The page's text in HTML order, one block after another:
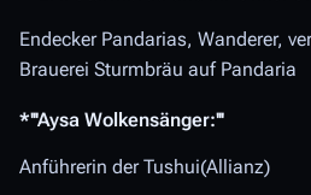
Endecker Pandarias, Wanderer,
Brauerei Sturmbräu auf Pandaria
*'''Aysa Wolkensänger:'''
Anführerin der Tushui(Allianz)